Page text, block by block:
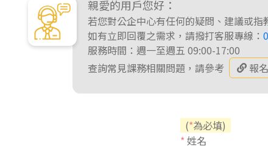
商管/永續
科技/生活
健康運動
英語
親愛的用戶您好：
若您對公企中心有任何的疑問、建議或
如有立即回覆之需求，請撥打客服專線：
服務時間：週一至週五 09:00-17:00
查詢常見課務相關問題，請參考
報
(*為必填)
* 姓名